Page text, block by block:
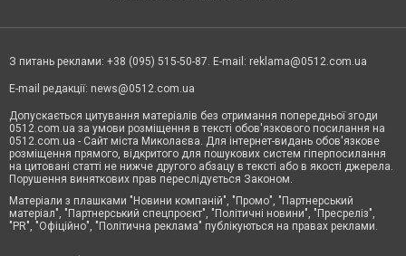
З питань реклами: +38 (095) 515-50-87. E-mail: reklama@0512.com.ua
E-mail редакції: news@0512.com.ua
Допускається цитування матеріалів без отримання попередньої згоди
0512.com.ua за умови розміщення в тексті обов'язкового посилання на
0512.com.ua - Сайт міста Миколаєва. Для інтернет-видань обов'язкове
розміщення прямого, відкритого для пошукових систем гіперпосилання
на цитовані статті не нижче другого абзацу в тексті або в якості джерела.
Порушення виняткових прав переслідується Законом.
Матеріали з плашками "Новини компаній", "Промо", "Партнерський
матеріал", "Партнерський спецпроєкт", "Політичні новини", "Пресреліз",
"PR", "Офіційно", "Політична реклама" публікуються на правах реклами.